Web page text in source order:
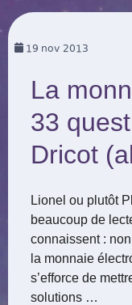
19 nov 2013
La
33
Dricot
Lionel ou plutôt
beaucoup de
connaissent :
la monnaie
s’efforce de
solutions …